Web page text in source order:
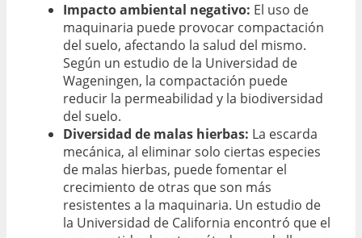
Impacto ambiental negativo: El uso de
maquinaria puede provocar compactación
del suelo, afectando la salud del mismo.
Según un estudio de la Universidad de
Wageningen, la compactación puede
reducir la permeabilidad y la biodiversidad
del suelo.
Diversidad de malas hierbas: La escarda
mecánica, al eliminar solo ciertas especies
de malas hierbas, puede fomentar el
crecimiento de otras que son más
resistentes a la maquinaria. Un estudio de
la Universidad de California encontró que el